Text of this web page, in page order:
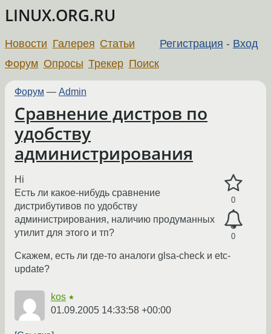
LINUX.ORG.RU
Регистрация - Вход
Новости Галерея Статьи
Форум Опросы Трекер Поиск
Форум — Admin
Сравнение дистров по
удобству
администрирования
0
0
Hi
Есть ли какое-нибудь сравнение
дистрибутивов по удобству
администрирования, наличию продуманных
утилит для этого и тп?
Скажем, есть ли где-то аналоги glsa-check и etc-
update?
kos ★
01.09.2005 14:33:58 +00:00